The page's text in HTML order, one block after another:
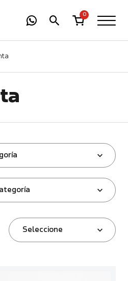
0
Seleccione